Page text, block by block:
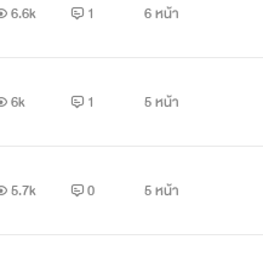
6.6k 1 6 หน้า
6k 1 5 หน้า
5.7k 0 5 หน้า